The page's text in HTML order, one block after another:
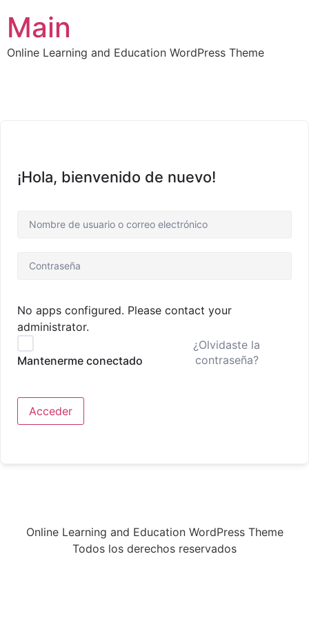
Main
Online Learning and Education WordPress Theme
¡Hola, bienvenido de nuevo!
No apps configured. Please contact your
administrator.
Mantenerme conectado
¿Olvidaste la
contraseña?
Acceder
Online Learning and Education WordPress Theme
Todos los derechos reservados